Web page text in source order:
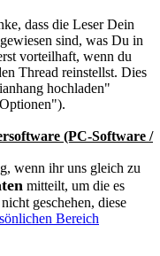
dass die Leser Dein
sind, was Du in
vorteilhaft, wenn du
Thread reinstellst. Dies
hochladen"
(PC-Software /
wenn ihr uns gleich zu
mitteilt, um die es
geschehen, diese
Bereich